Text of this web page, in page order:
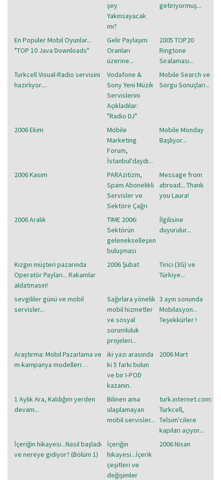
şey
Yakınsayacak
mı?
getiriyormuş...
En Popüler Mobil Oyunlar...
"TOP 10 Java Downloads"
Gelir Paylaşım
Oranları
üzerine...
2005 TOP20
Ringtone
Sıralaması...
Turkcell Visual-Radio servisini
hazırlıyor....
Vodafone &
Sony Yeni Müzik
Servislerini
Açıkladılar:
"Radio DJ"
Mobile Search ve
Sorgu Sonuçları...
2006 Ekim
Mobile
Marketing
Forum,
İstanbul'daydı...
Mobile Monday
Başlıyor...
2006 Kasım
PARAzitizm,
Spam Abonelikli
Servisler ve
Sektöre Çağrı
Message from
abroad... Thank
you Laura!
2006 Aralık
TIME 2006:
Sektörün
gelenekselleşen
buluşması
İlgilisine
duyurulur...
Kızgın müşteri pazarında
Operatör Payları... Rakamlar
aldatmasın!
2006 Şubat
Tirici (3G) ve
Türkiye...
sevgililer günü ve mobil
servisler...
Sağırlara yönelik
mobil hizmetler
ve sosyal
sorumluluk
projeleri...
3 ayın sonunda
Mobilasyon...
Teşekkürler !
Araştırma: Mobil Pazarlama ve
m-kampanya modelleri…
iki yazı arasinda
ki 5 farkı bulun
ve bir I-POD
kazanın..
2006 Mart
1 Aylık Ara, Kaldığım yerden
devam...
Bilinen ama
ulaşılamayan
mobil servisler...
turk.internet.com:
Turkcell,
Telsim'cilere
kapıları açıyor...
İçeriğin hikayesi...Nasıl başladı
ve nereye gidiyor? (Bölüm 1)
İçeriğin
hikayesi...İçerik
çeşitleri ve
değişimler
2006 Nisan